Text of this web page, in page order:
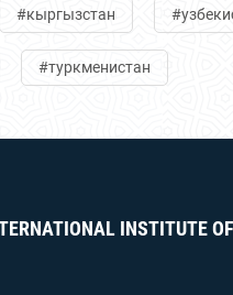
#кыргызстан
#туркменистан
INSTITUTE